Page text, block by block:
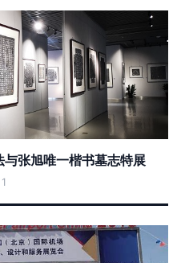
张旭唯一楷书墓志特展